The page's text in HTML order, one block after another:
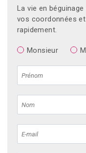
La vie en
vos coordonnées
rapidement.
Monsieur